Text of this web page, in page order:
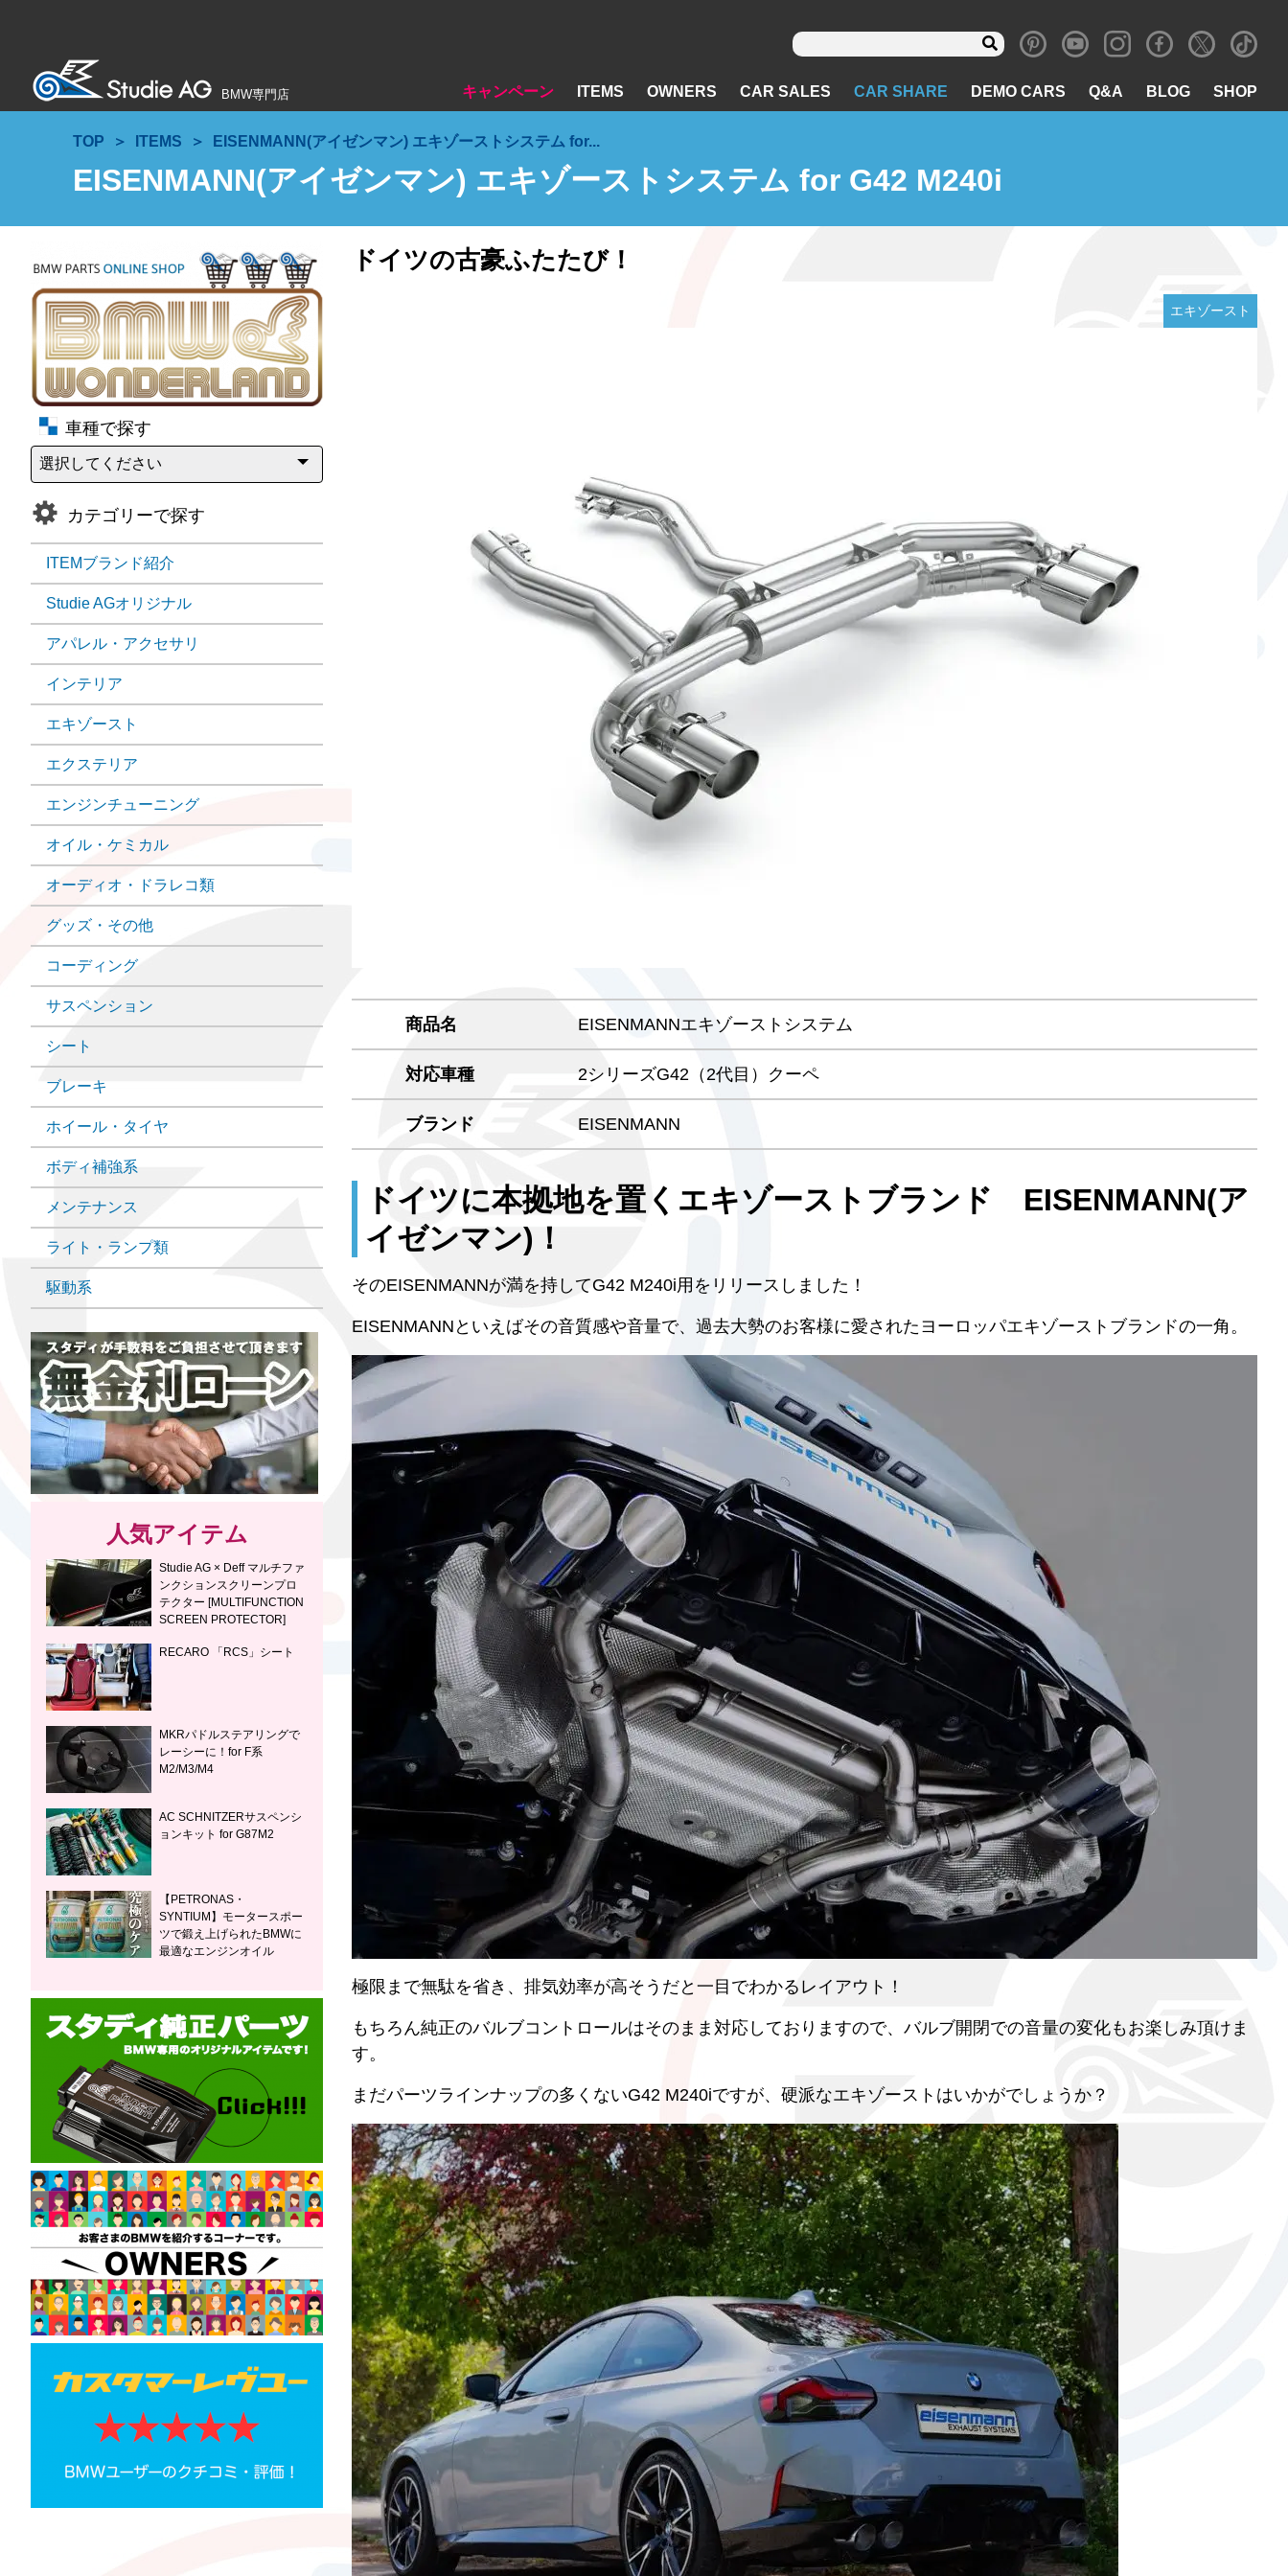
BMW専門店 キャンペーン ITEMS OWNERS CAR SALES CAR SHARE DEMO CARS Q&A BLOG SHOP
TOP ITEMS EISENMANN(アイゼンマン) エキゾーストシステム for...
EISENMANN(アイゼンマン) エキゾーストシステム for G42 M240i
車種で探す
カテゴリーで探す
ITEMブランド紹介
Studie AGオリジナル
アパレル・アクセサリ
インテリア
エキゾースト
エクステリア
エンジンチューニング
オイル・ケミカル
オーディオ・ドラレコ類
グッズ・その他
コーディング
サスペンション
シート
ブレーキ
ホイール・タイヤ
ボディ補強系
メンテナンス
ライト・ランプ類
駆動系
人気アイテム
Studie AG × Deff マルチファ
ンクションスクリーンプロ
テクター [MULTIFUNCTION
SCREEN PROTECTOR]
RECARO 「RCS」シート
MKRパドルステアリングで
レーシーに！for F系
M2/M3/M4
AC SCHNITZERサスペンシ
ョンキット for G87M2
【PETRONAS・
SYNTIUM】モータースポー
ツで鍛え上げられたBMWに
最適なエンジンオイル
ドイツの古豪ふたたび！
エキゾースト
商品名 EISENMANNエキゾーストシステム
対応車種 2シリーズG42（2代目）クーペ
ブランド EISENMANN
ドイツに本拠地を置くエキゾーストブランド EISENMANN(ア
イゼンマン)！
そのEISENMANNが満を持してG42 M240i用をリリースしました！
EISENMANNといえばその音質感や音量で、過去大勢のお客様に愛されたヨーロッパエキゾーストブランドの一角。
極限まで無駄を省き、排気効率が高そうだと一目でわかるレイアウト！
もちろん純正のバルブコントロールはそのまま対応しておりますので、バルブ開閉での音量の変化もお楽しみ頂けま
す。
まだパーツラインナップの多くないG42 M240iですが、硬派なエキゾーストはいかがでしょうか？